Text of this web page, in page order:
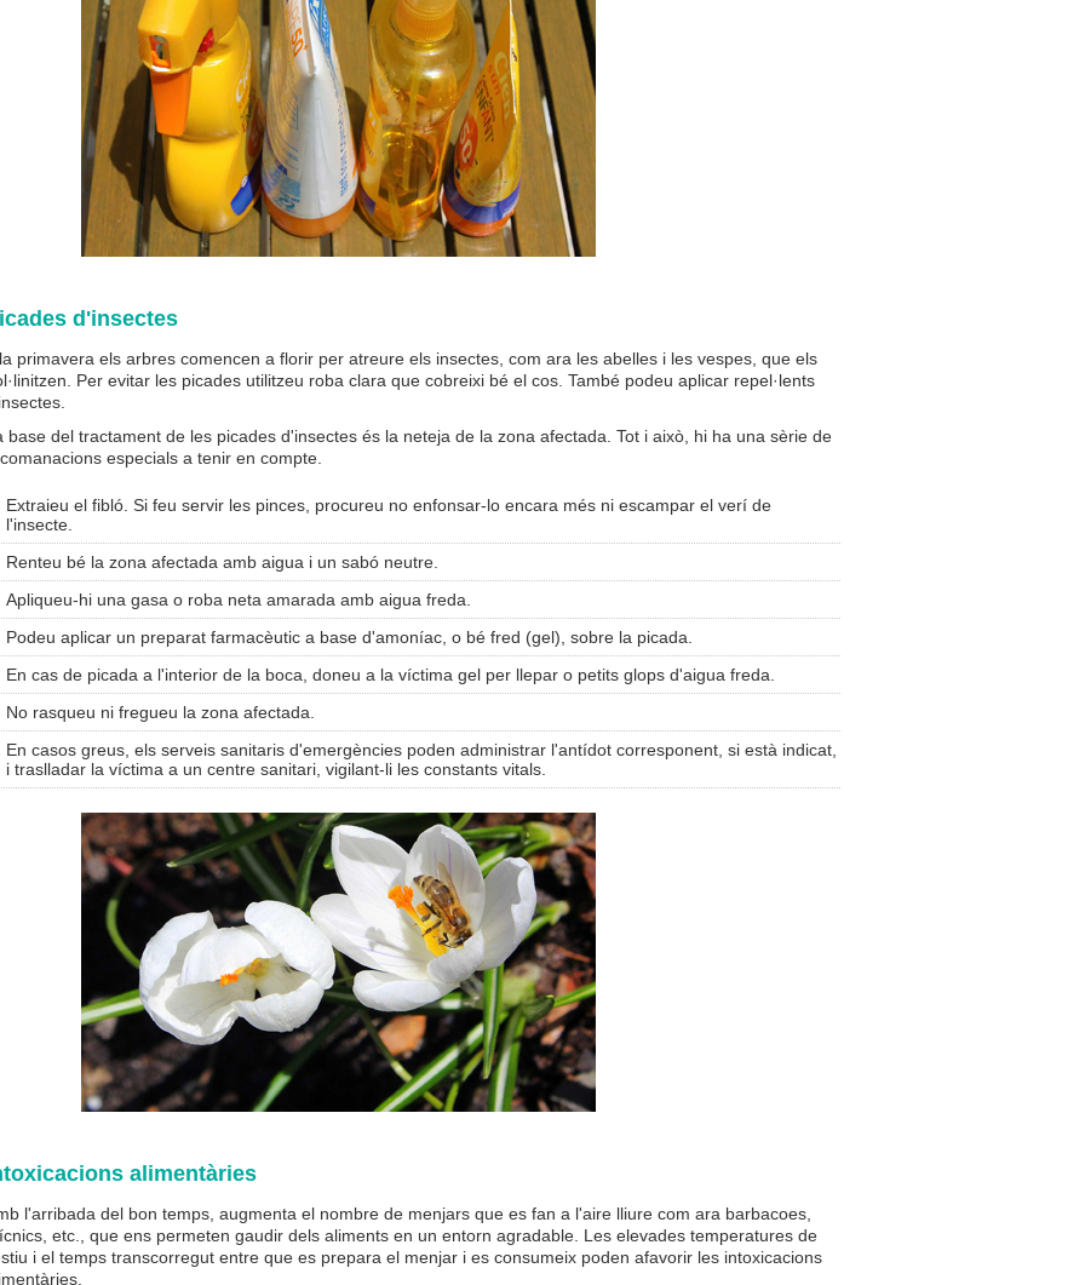
d'insectes
primavera els arbres comencen a florir per atreure els insectes, com ara les abelles i les vespes, que els
Per evitar les picades utilitzeu roba clara que cobreixi bé el cos. També podeu aplicar repel·lents
base del tractament de les picades d'insectes és la neteja de la zona afectada. Tot i això, hi ha una sèrie de
especials a tenir en compte.
Extraieu el fibló. Si feu servir les pinces, procureu no enfonsar-lo encara més ni escampar el verí de
l'insecte.
Renteu bé la zona afectada amb aigua i un sabó neutre.
Apliqueu-hi una gasa o roba neta amarada amb aigua freda.
Podeu aplicar un preparat farmacèutic a base d'amoníac, o bé fred (gel), sobre la picada.
En cas de picada a l'interior de la boca, doneu a la víctima gel per llepar o petits glops d'aigua freda.
No rasqueu ni fregueu la zona afectada.
En casos greus, els serveis sanitaris d'emergències poden administrar l'antídot corresponent, si està indicat,
i traslladar la víctima a un centre sanitari, vigilant-li les constants vitals.
alimentàries
l'arribada del bon temps, augmenta el nombre de menjars que es fan a l'aire lliure com ara barbacoes,
etc., que ens permeten gaudir dels aliments en un entorn agradable. Les elevades temperatures de
i el temps transcorregut entre que es prepara el menjar i es consumeix poden afavorir les intoxicacions